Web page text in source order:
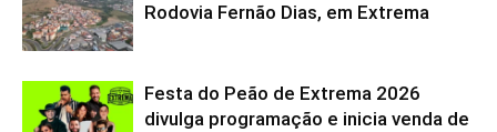
Rodovia Fernão Dias, em Extrema
Festa do Peão de Extrema 2026
divulga programação e inicia venda de